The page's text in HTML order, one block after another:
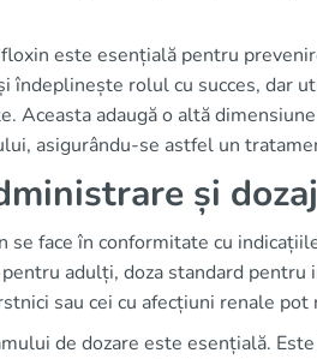
este esențială pentru
îndeplinește rolul cu succes, dar
Aceasta adaugă o altă
asigurându-se astfel un
și dozaj
se face în conformitate cu
pentru adulți, doza standard
sau cei cu afecțiuni renale
de dozare este esențială.